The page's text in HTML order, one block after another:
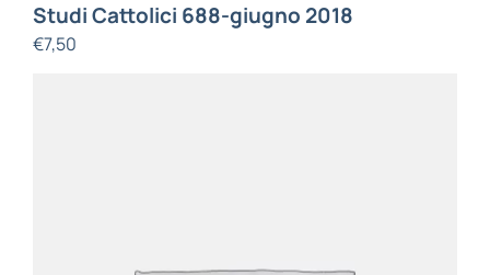
Studi Cattolici 688-giugno 2018
€7,50